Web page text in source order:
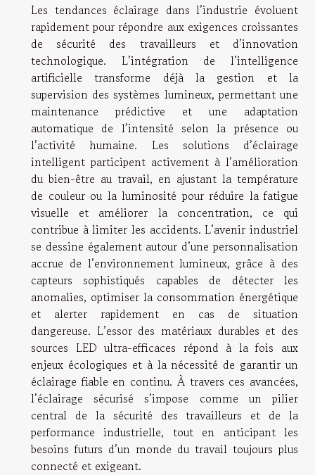
Les tendances éclairage dans l’industrie évoluent
rapidement pour répondre aux exigences croissantes
de sécurité des travailleurs et d’innovation
technologique. L’intégration de l’intelligence
artificielle transforme déjà la gestion et la
supervision des systèmes lumineux, permettant une
maintenance prédictive et une adaptation
automatique de l’intensité selon la présence ou
l’activité humaine. Les solutions d’éclairage
intelligent participent activement à l’amélioration
du bien-être au travail, en ajustant la température
de couleur ou la luminosité pour réduire la fatigue
visuelle et améliorer la concentration, ce qui
contribue à limiter les accidents. L’avenir industriel
se dessine également autour d’une personnalisation
accrue de l’environnement lumineux, grâce à des
capteurs sophistiqués capables de détecter les
anomalies, optimiser la consommation énergétique
et alerter rapidement en cas de situation
dangereuse. L’essor des matériaux durables et des
sources LED ultra-efficaces répond à la fois aux
enjeux écologiques et à la nécessité de garantir un
éclairage fiable en continu. À travers ces avancées,
l’éclairage sécurisé s’impose comme un pilier
central de la sécurité des travailleurs et de la
performance industrielle, tout en anticipant les
besoins futurs d’un monde du travail toujours plus
connecté et exigeant.